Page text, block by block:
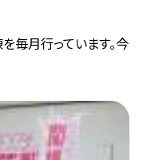
毎月行っています。今